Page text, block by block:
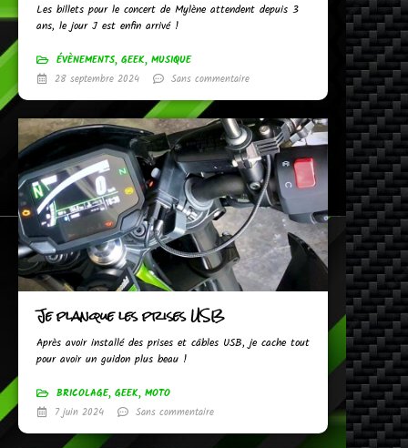
Les billets pour le concert de Mylène attendent depuis 3
ans, le jour J est enfin arrivé !
ÉVÈNEMENTS, GEEK, MUSIQUE
28 septembre 2024
Sans commentaire
Je planque les prises USB
Après avoir installé des prises et câbles USB, je cache tout
pour avoir un guidon plus beau !
BRICOLAGE, GEEK, MOTO
7 juin 2024
Sans commentaire